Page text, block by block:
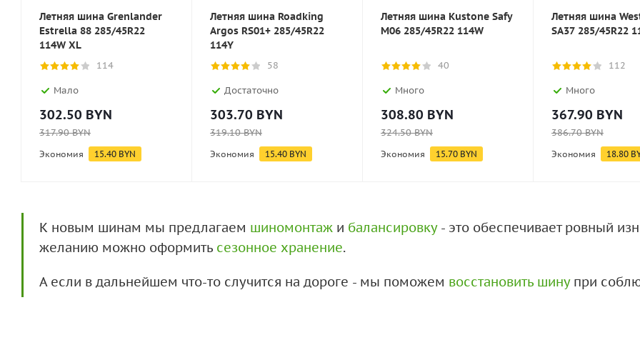
Летняя шина Grenlander
Estrella 88 285/45R22
114W XL
114
Мало
302.50 BYN
317.90BYN
Экономия 15.40 BYN
Летняя шина Roadking
Argos RS01+ 285/45R22
114Y
58
Достаточно
303.70 BYN
319.10BYN
Экономия 15.40 BYN
Летняя шина Kustone Safy
M06 285/45R22 114W
40
Много
308.80 BYN
324.50BYN
Экономия 15.70 BYN
Летняя шина
SA37 285/45R22
112
Много
367.90 BYN
386.70BYN
Экономия 18.80
К новым шинам мы предлагаем шиномонтаж и балансировку- это обеспечивает ровный
желанию можно оформить сезонное хранение.
А если в дальнейшем что-то случится на дороге - мы поможем восстановить шинупри